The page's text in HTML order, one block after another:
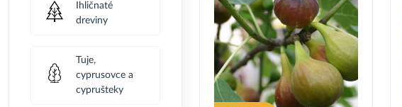
Ihličnaté
dreviny
Tuje,
cyprusovce a
cyprušteky